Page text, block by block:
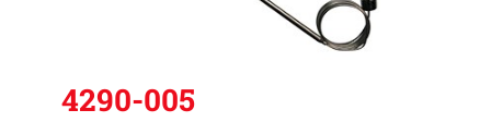
4290-005